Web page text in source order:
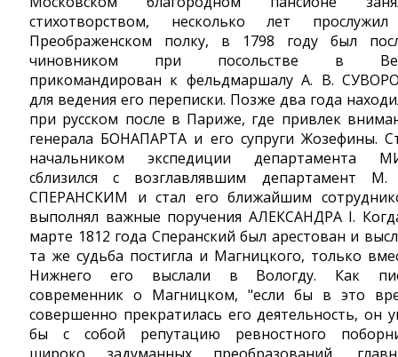
стихотворством, несколько лет
Преображенском полку, в 1798 году был
чиновником при посольстве в
прикомандирован к фельдмаршалу А. В.
для ведения его переписки. Позже два года
при русском после в Париже, где привлек
генерала БОНАПАРТА и его супруги Жозефины.
начальником экспедиции департамента
сблизился с возглавлявшим департамент
СПЕРАНСКИМ и стал его ближайшим
выполнял важные поручения АЛЕКСАНДРА I.
марте 1812 года Сперанский был арестован и
та же судьба постигла и Магницкого, только
Нижнего его выслали в Вологду. Как
современник о Магницком, "если бы в это
совершенно прекратилась его деятельность, он
бы с собой репутацию ревностного